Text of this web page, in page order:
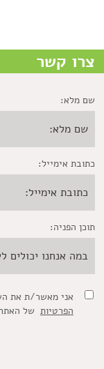
צרו קשר
שם מלא:
כתובת אימייל:
תוכן הפניה:
אני מאשר/ת את
הפרטיותשל האתר.